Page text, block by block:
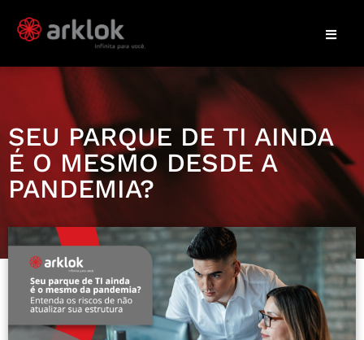
SEU PARQUE DE TI AINDA
É O MESMO DESDE A
PANDEMIA?